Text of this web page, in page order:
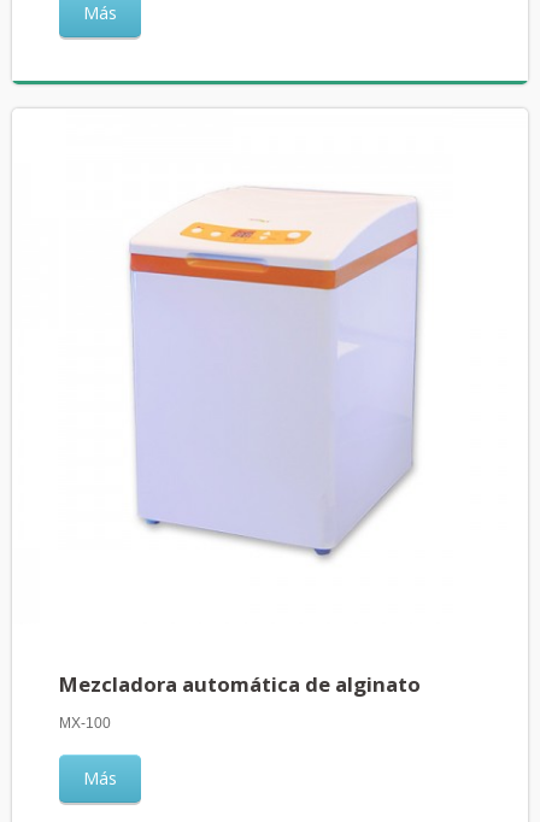
Más
Mezcladora automática de alginato
MX-100
Más